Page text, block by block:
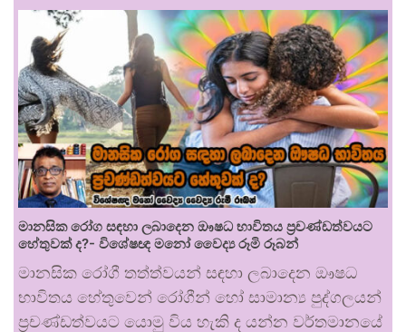
මානසික රෝග සඳහා ලබාදෙන ඖෂධ භාවිතය ප්‍රචණ්ඩත්වයට
හේතුවක් ද?- විශේෂඥ මනෝ වෛද්‍ය රූමි රූබන්
මානසික රෝගී තත්ත්වයන් සඳහා ලබාදෙන ඖෂධ
භාවිතය හේතුවෙන් රෝගීන් හෝ සාමාන්‍ය පුද්ගලයන්
ප්‍රචණ්ඩත්වයට යොමු විය හැකි ද යන්න වර්තමානයේ